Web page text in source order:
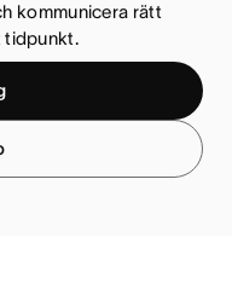
kommunicera rätt
tidpunkt.